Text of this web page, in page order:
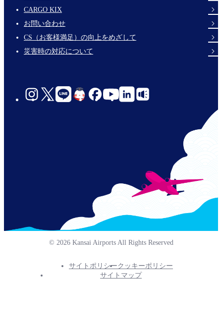
Footer
Links
CARGO KIX
お問い合わせ
CS（お客様満足）の向上をめざして
災害時の対応について
social-
© 2026 Kansai Airports All Rights Reserved
サイトポリシークッキーポリシー
サイトマップ